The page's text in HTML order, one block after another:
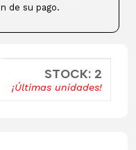
de su pago.
STOCK: 2
¡Últimas unidades!